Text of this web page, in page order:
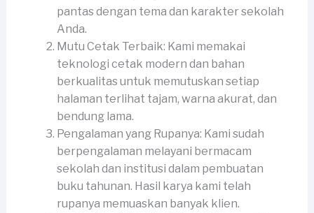
pantas dengan tema dan karakter sekolah
Anda.
Mutu Cetak Terbaik: Kami memakai
teknologi cetak modern dan bahan
berkualitas untuk memutuskan setiap
halaman terlihat tajam, warna akurat, dan
bendung lama.
Pengalaman yang Rupanya: Kami sudah
berpengalaman melayani bermacam
sekolah dan institusi dalam pembuatan
buku tahunan. Hasil karya kami telah
rupanya memuaskan banyak klien.